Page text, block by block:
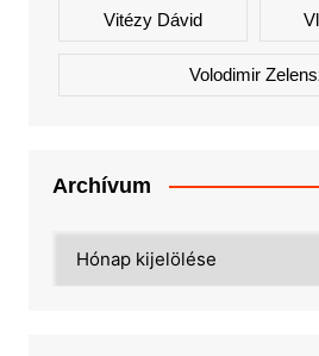
Vitézy Dávid
Volodimir
Archívum